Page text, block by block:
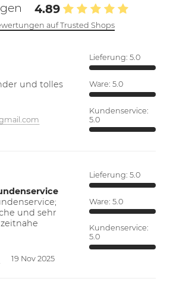
4.89
auf Trusted Shops
und tolles
Lieferung: 5.0
Ware: 5.0
Kundenservice:
5.0
und sehr
19 Nov 2025
Lieferung: 5.0
Ware: 5.0
Kundenservice:
5.0